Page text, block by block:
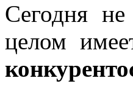
Сегодня
целом